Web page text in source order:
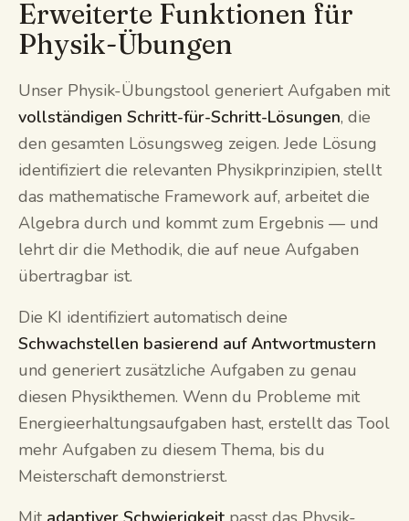
Erweiterte Funktionen für
Physik-Übungen
Unser Physik-Übungstool generiert Aufgaben mit
vollständigen Schritt-für-Schritt-Lösungen, die
den gesamten Lösungsweg zeigen. Jede Lösung
identifiziert die relevanten Physikprinzipien, stellt
das mathematische Framework auf, arbeitet die
Algebra durch und kommt zum Ergebnis — und
lehrt dir die Methodik, die auf neue Aufgaben
übertragbar ist.
Die KI identifiziert automatisch deine
Schwachstellen basierend auf Antwortmustern
und generiert zusätzliche Aufgaben zu genau
diesen Physikthemen. Wenn du Probleme mit
Energieerhaltungsaufgaben hast, erstellt das Tool
mehr Aufgaben zu diesem Thema, bis du
Meisterschaft demonstrierst.